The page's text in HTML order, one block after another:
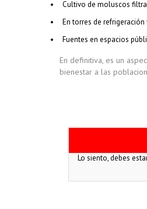
Cultivo de moluscos
En torres de
Fuentes en espacios
En definitiva, es un
bienestar a las
Lo siento, debes